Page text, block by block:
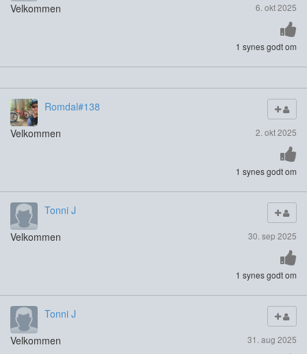
6. okt 2025
Velkommen
1 synes godt om
Romdal#138
2. okt 2025
Velkommen
1 synes godt om
Tonni J
30. sep 2025
Velkommen
1 synes godt om
Tonni J
31. aug 2025
Velkommen